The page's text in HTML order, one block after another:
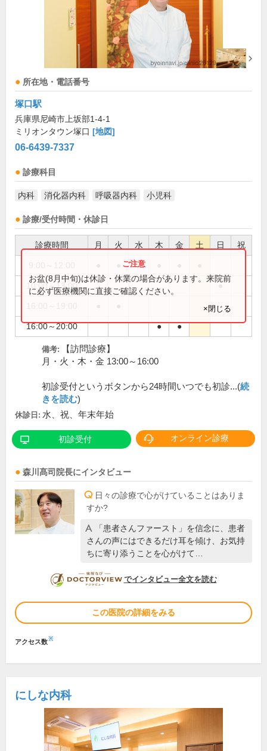
所在地・電話番号
塚口駅
兵庫県尼崎市上坂部1-4-1
ミリオンタウン塚口 [地図]
06-6439-7337
診療科目
内科 消化器内科 呼吸器内科 小児科
診療/受付時間・休診日
診療時間 月 火 水 木 金 土 日 祝
10:00～13:00 ●
16:00～20:00 ● ●
お盆(8月中旬)は休診・休業の場合があります。来院前
に必ず医療機関に直接ご確認ください。
×閉じる
備考:
【訪問診療】
月・火・木・金 13:00～16:00
初診受付というボタンから24時間いつでも初診...(続
きを読む)
休診日: 水、祝、年末年始
初診受付 オンライン診療
森川髙司 院長にインタビュー
日々の診療で心がけていることはありま
すか?
「患者さんファースト」を信念に、患者
さんの声にはできるだけ耳を傾け、お気持
ちに寄り添うことを心がけて…
DOCTORVIEW
でインタビュー全文を読む
この医院の詳細をみる
アクセス数※
にしな内科